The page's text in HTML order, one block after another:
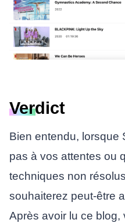
Verdict
Bien entendu, lorsque
pas à vos attentes ou
techniques non
souhaiterez peut-être
Après avoir lu ce